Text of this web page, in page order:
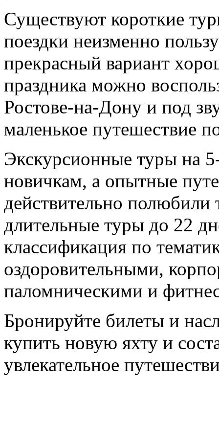
Существуют короткие
поездки неизменно
прекрасный вариант
праздника можно
Ростове-на-Дону и под
маленькое путешествие
Экскурсионные туры на
новичкам, а опытные
действительно
длительные туры до 22
классификация по
оздоровительными,
паломническими и
Бронируйте билеты и
купить новую яхту и
увлекательное